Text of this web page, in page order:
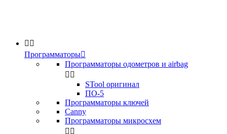
 
Программаторы
Программаторы одометров и airbag
 
STool оригинал
ПО-5
Программаторы ключей
Canny
Программаторы микросхем
 